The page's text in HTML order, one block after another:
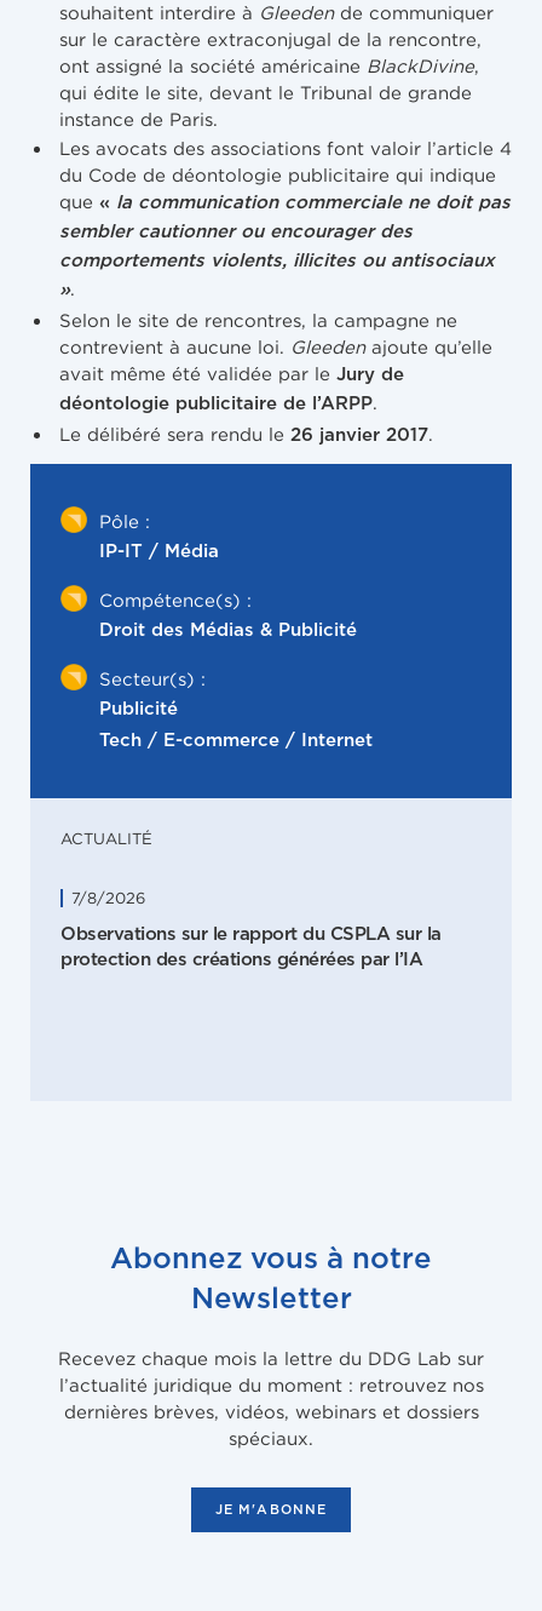
Pôle :
IP-IT / Média
Compétence(s) :
Droit des Médias & Publicité
Secteur(s) :
Publicité
Tech / E-commerce / Internet
ACTUALITÉ
7/8/2026
Observations sur le rapport du CSPLA sur la
protection des créations générées par l’IA
souhaitent interdire à Gleedende communiquer
sur le caractère extraconjugal de la rencontre,
ont assigné la société américaine BlackDivine,
qui édite le site, devant le Tribunal de grande
instance de Paris.
Les avocats des associations font valoir l’article 4
du Code de déontologie publicitaire qui indique
que « la communication commerciale ne doit pas
sembler cautionner ou encourager des
comportements violents, illicites ou antisociaux
».
Selon le site de rencontres, la campagne ne
contrevient à aucune loi.
Gleedenajoute qu’elle
avait même été validée par le Jury de
déontologie publicitaire de l’ARPP
Le délibéré sera rendu le 26 janvier 2017
Abonnez vous à notre
Newsletter
Recevez chaque mois la lettre du DDG Lab sur
l’actualité juridique du moment : retrouvez nos
dernières brèves, vidéos, webinars et dossiers
spéciaux.
JE M'ABONNE